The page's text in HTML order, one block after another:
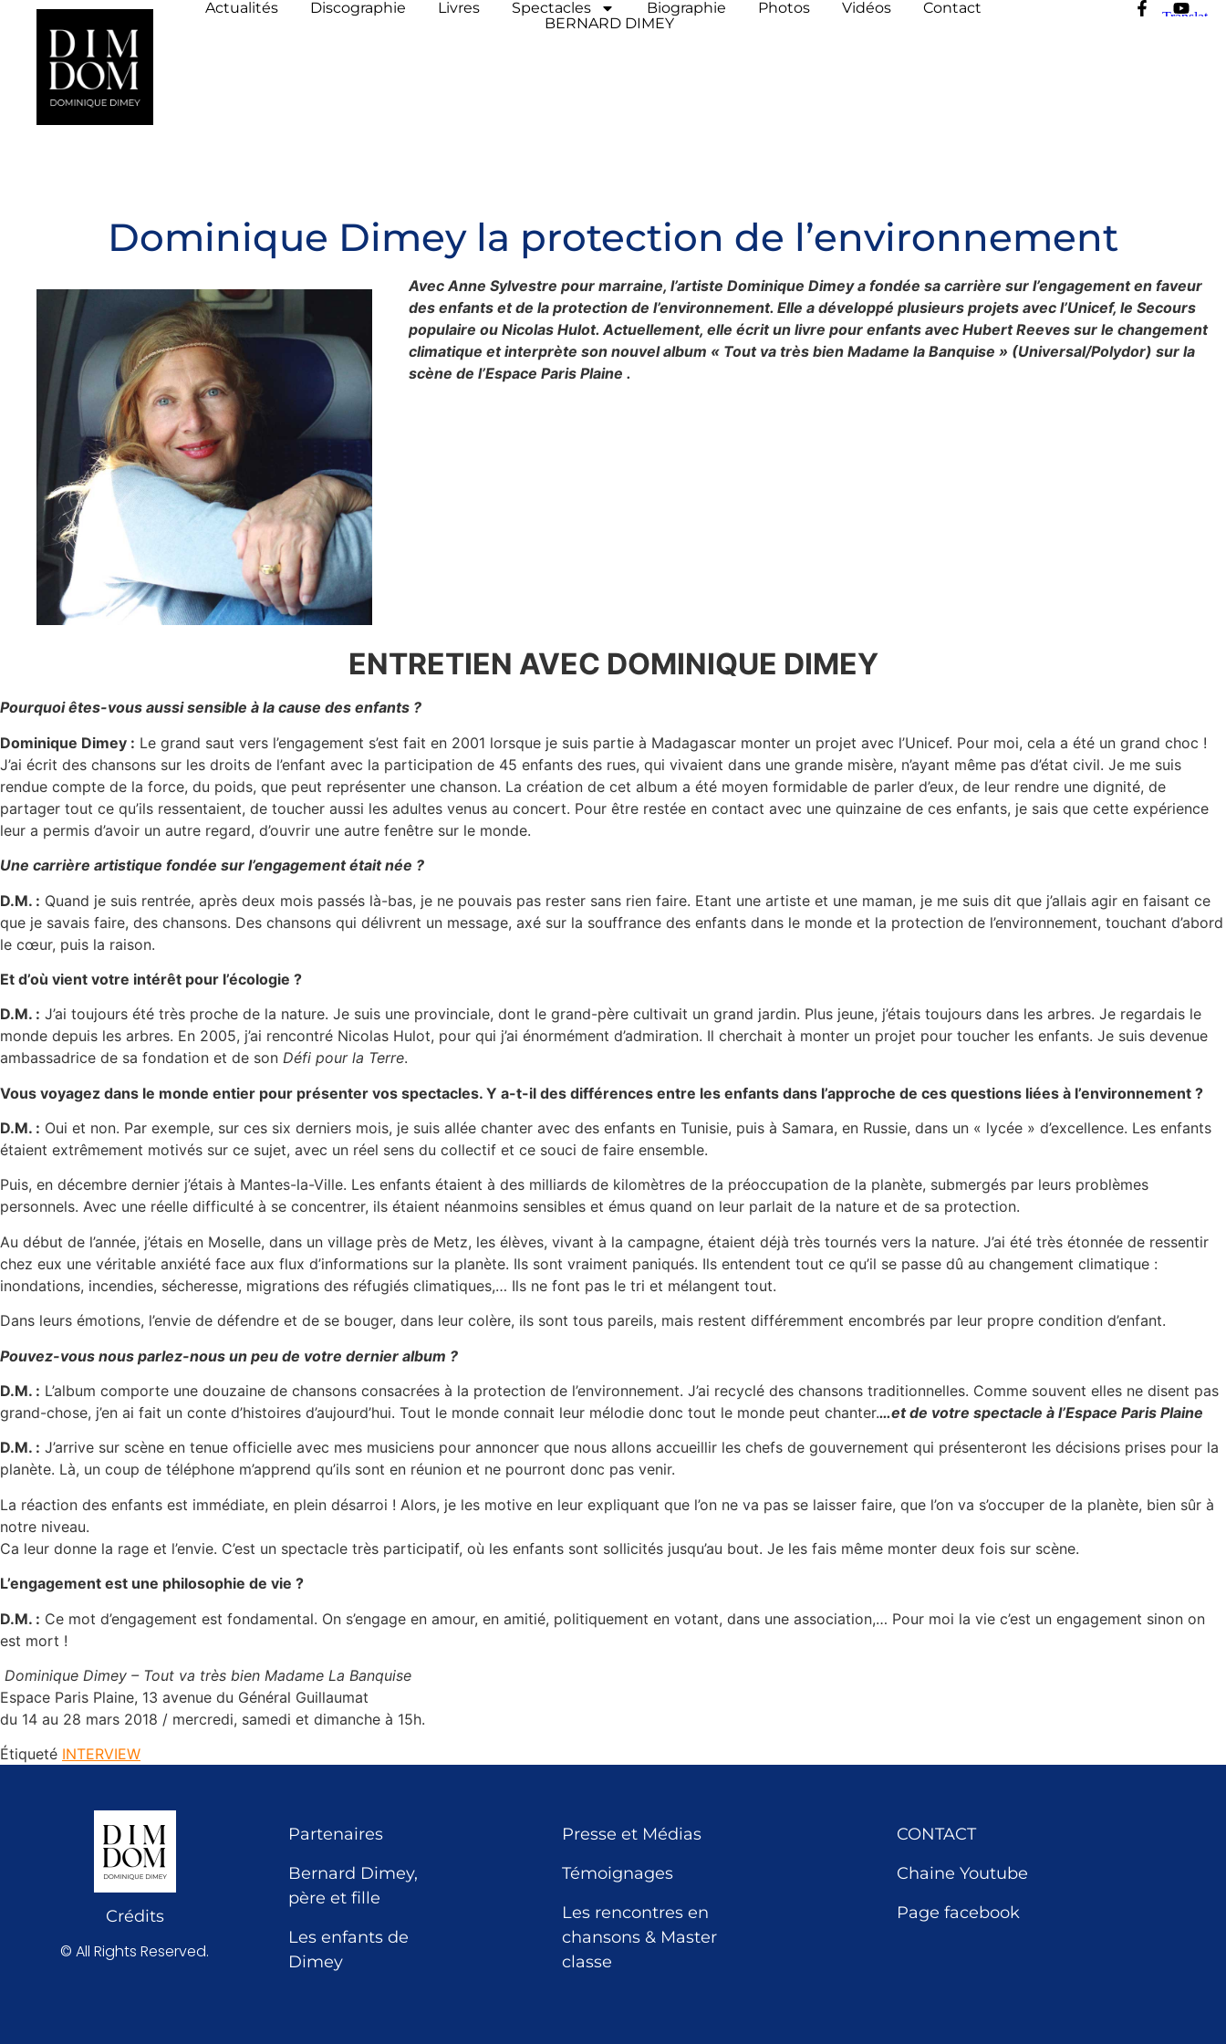
Actualités Discographie Livres Spectacles Biographie Photos Vidéos
Contact
BERNARD DIMEY
Dominique Dimey la protection de l’environnement
Avec Anne Sylvestre pour marraine, l’artiste Dominique Dimey a fondée sa carrière sur l’engagement en faveur
des enfants et de la protection de l’environnement. Elle a développé plusieurs projets avec l’Unicef, le Secours
populaire ou Nicolas Hulot. Actuellement, elle écrit un livre pour enfants avec Hubert Reeves sur le changement
climatique et interprète son nouvel album « Tout va très bien Madame la Banquise » (Universal/Polydor) sur la
scène de l’Espace Paris Plaine .
ENTRETIEN AVEC DOMINIQUE DIMEY
Pourquoi êtes-vous aussi sensible à la cause des enfants ?
Dominique Dimey : Le grand saut vers l’engagement s’est fait en 2001 lorsque je suis partie à Madagascar monter un projet avec l’Unicef. Pour moi, cela a été un grand choc !
J’ai écrit des chansons sur les droits de l’enfant avec la participation de 45 enfants des rues, qui vivaient dans une grande misère, n’ayant même pas d’état civil. Je me suis
rendue compte de la force, du poids, que peut représenter une chanson. La création de cet album a été moyen formidable de parler d’eux, de leur rendre une dignité, de
partager tout ce qu’ils ressentaient, de toucher aussi les adultes venus au concert. Pour être restée en contact avec une quinzaine de ces enfants, je sais que cette expérience
leur a permis d’avoir un autre regard, d’ouvrir une autre fenêtre sur le monde.
Une carrière artistique fondée sur l’engagement était née ?
D.M. : Quand je suis rentrée, après deux mois passés là-bas, je ne pouvais pas rester sans rien faire. Etant une artiste et une maman, je me suis dit que j’allais agir en faisant ce
que je savais faire, des chansons. Des chansons qui délivrent un message, axé sur la souffrance des enfants dans le monde et la protection de l’environnement, touchant d’abord
le cœur, puis la raison.
Et d’où vient votre intérêt pour l’écologie ?
D.M. : J’ai toujours été très proche de la nature. Je suis une provinciale, dont le grand-père cultivait un grand jardin. Plus jeune, j’étais toujours dans les arbres. Je regardais le
monde depuis les arbres. En 2005, j’ai rencontré Nicolas Hulot, pour qui j’ai énormément d’admiration. Il cherchait à monter un projet pour toucher les enfants. Je suis devenue
ambassadrice de sa fondation et de son Défi pour la Terre.
Vous voyagez dans le monde entier pour présenter vos spectacles. Y a-t-il des différences entre les enfants dans l’approche de ces questions liées à l’environnement ?
D.M. : Oui et non. Par exemple, sur ces six derniers mois, je suis allée chanter avec des enfants en Tunisie, puis à Samara, en Russie, dans un « lycée » d’excellence. Les enfants
étaient extrêmement motivés sur ce sujet, avec un réel sens du collectif et ce souci de faire ensemble.
Puis, en décembre dernier j’étais à Mantes-la-Ville. Les enfants étaient à des milliards de kilomètres de la préoccupation de la planète, submergés par leurs problèmes
personnels. Avec une réelle difficulté à se concentrer, ils étaient néanmoins sensibles et émus quand on leur parlait de la nature et de sa protection.
Au début de l’année, j’étais en Moselle, dans un village près de Metz, les élèves, vivant à la campagne, étaient déjà très tournés vers la nature. J’ai été très étonnée de ressentir
chez eux une véritable anxiété face aux flux d’informations sur la planète. Ils sont vraiment paniqués. Ils entendent tout ce qu’il se passe dû au changement climatique :
inondations, incendies, sécheresse, migrations des réfugiés climatiques,… Ils ne font pas le tri et mélangent tout.
Dans leurs émotions, l’envie de défendre et de se bouger, dans leur colère, ils sont tous pareils, mais restent différemment encombrés par leur propre condition d’enfant.
Pouvez-vous nous parlez-nous un peu de votre dernier album ?
D.M. : L’album comporte une douzaine de chansons consacrées à la protection de l’environnement. J’ai recyclé des chansons traditionnelles. Comme souvent elles ne disent pas
grand-chose, j’en ai fait un conte d’histoires d’aujourd’hui. Tout le monde connait leur mélodie donc tout le monde peut chanter.…et de votre spectacle à l’Espace Paris Plaine
D.M. : J’arrive sur scène en tenue officielle avec mes musiciens pour annoncer que nous allons accueillir les chefs de gouvernement qui présenteront les décisions prises pour la
planète. Là, un coup de téléphone m’apprend qu’ils sont en réunion et ne pourront donc pas venir.
La réaction des enfants est immédiate, en plein désarroi ! Alors, je les motive en leur expliquant que l’on ne va pas se laisser faire, que l’on va s’occuper de la planète, bien sûr à
notre niveau.
Ca leur donne la rage et l’envie. C’est un spectacle très participatif, où les enfants sont sollicités jusqu’au bout. Je les fais même monter deux fois sur scène.
L’engagement est une philosophie de vie ?
D.M. : Ce mot d’engagement est fondamental. On s’engage en amour, en amitié, politiquement en votant, dans une association,… Pour moi la vie c’est un engagement sinon on
est mort !
Dominique Dimey – Tout va très bien Madame La Banquise
Espace Paris Plaine, 13 avenue du Général Guillaumat
du 14 au 28 mars 2018 / mercredi, samedi et dimanche à 15h.
Étiqueté INTERVIEW
Crédits
© All Rights Reserved.
Partenaires
Bernard Dimey,
père et fille
Les enfants de
Dimey
Presse et Médias
Témoignages
Les rencontres en
chansons & Master
classe
CONTACT
Chaine Youtube
Page facebook